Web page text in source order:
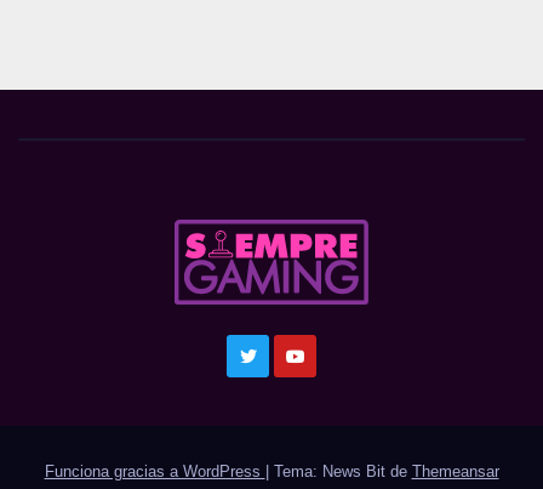
Funciona gracias a WordPress Tema: News Bit de Themeansar